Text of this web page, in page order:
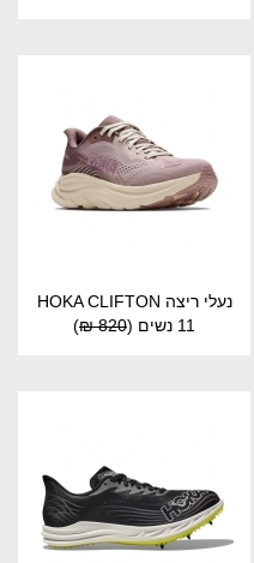
נעלי ריצה HOKA CLIFTON
11 נשים
(
820 ₪
)